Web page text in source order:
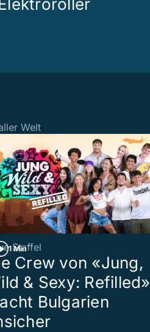
Welt
1 Min
Staffel
Crew von «Jung,
& Sexy: Refilled»
Bulgarien